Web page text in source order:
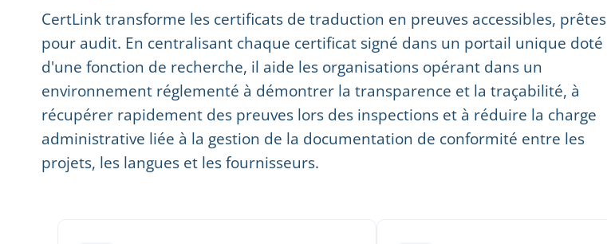
CertLink transforme les certificats de traduction en preuves accessibles, prêtes
pour audit. En centralisant chaque certificat signé dans un portail unique doté
d'une fonction de recherche, il aide les organisations opérant dans un
environnement réglementé à démontrer la transparence et la traçabilité, à
récupérer rapidement des preuves lors des inspections et à réduire la charge
administrative liée à la gestion de la documentation de conformité entre les
projets, les langues et les fournisseurs.